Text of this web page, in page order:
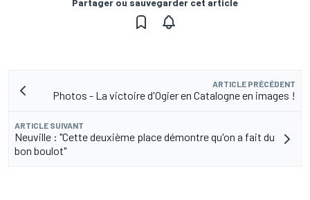
Partager ou sauvegarder cet article
ARTICLE PRÉCÉDENT
Photos - La victoire d'Ogier en Catalogne en images !
ARTICLE SUIVANT
Neuville : "Cette deuxième place démontre qu'on a fait du
bon boulot"